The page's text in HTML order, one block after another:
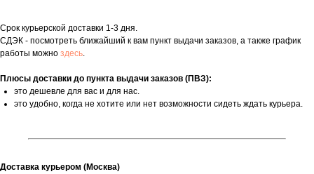
Срок курьерской доставки 1-3 дня.
СДЭК - посмотреть ближайший к вам пункт выдачи заказов, а также график
работы можно здесь.
Плюсы доставки до пункта выдачи заказов (ПВЗ):
это дешевле для вас и для нас.
это удобно, когда не хотите или нет возможности сидеть ждать курьера.
Доставка курьером (Москва)